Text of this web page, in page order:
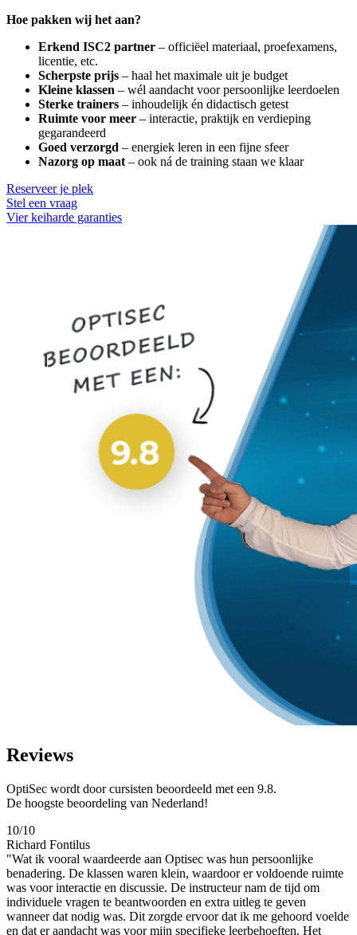
Hoe pakken wij het aan?
Erkend ISC2 partner – officiëel materiaal, proefexamens,
licentie, etc.
Scherpste prijs – haal het maximale uit je budget
Kleine klassen – wél aandacht voor persoonlijke leerdoelen
Sterke trainers – inhoudelijk én didactisch getest
Ruimte voor meer – interactie, praktijk en verdieping
gegarandeerd
Goed verzorgd – energiek leren in een fijne sfeer
Nazorg op maat – ook ná de training staan we klaar
Reserveer je plek
Stel een vraag
Vier keiharde garanties
Reviews
OptiSec wordt door cursisten beoordeeld met een 9.8.
De hoogste beoordeling van Nederland!
10/10
Richard Fontilus
"Wat ik vooral waardeerde aan Optisec was hun persoonlijke
benadering. De klassen waren klein, waardoor er voldoende ruimte
was voor interactie en discussie. De instructeur nam de tijd om
individuele vragen te beantwoorden en extra uitleg te geven
wanneer dat nodig was. Dit zorgde ervoor dat ik me gehoord voelde
en dat er aandacht was voor mijn specifieke leerbehoeften. Het